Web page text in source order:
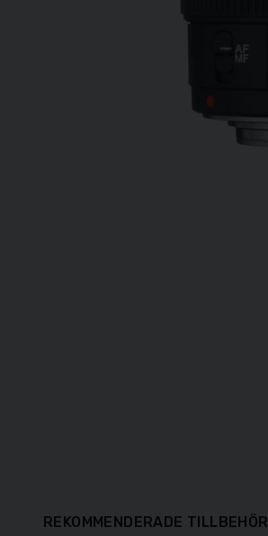
REKOMMENDERADE TILLBEHÖR